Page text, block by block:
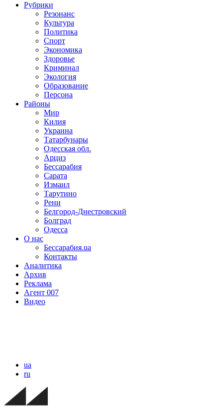
Рубрики
Резонанс
Культура
Политика
Спорт
Экономика
Здоровье
Криминал
Экология
Образование
Персона
Районы
Мир
Килия
Украина
Татарбунары
Одесская обл.
Арциз
Бессарабия
Сарата
Измаил
Тарутино
Рени
Белгород-Днестровский
Болград
Одесса
О нас
Бессарабия.ua
Контакты
Аналитика
Архив
Реклама
Агент 007
Видео
ua
ru